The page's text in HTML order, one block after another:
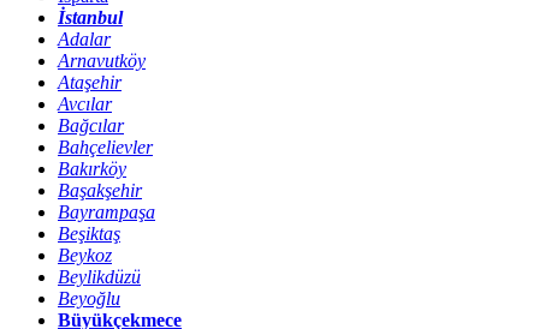
İstanbul
Adalar
Arnavutköy
Ataşehir
Avcılar
Bağcılar
Bahçelievler
Bakırköy
Başakşehir
Bayrampaşa
Beşiktaş
Beykoz
Beylikdüzü
Beyoğlu
Büyükçekmece